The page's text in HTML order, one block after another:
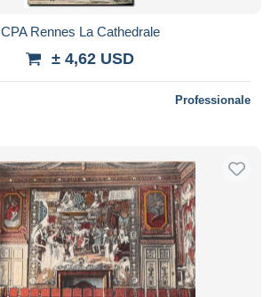
CPA Rennes La Cathedrale
± 4,62 USD
Professionale